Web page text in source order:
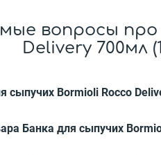
вопросы про
Delivery 700мл
сыпучих Bormioli Rocco
Банка для сыпучих